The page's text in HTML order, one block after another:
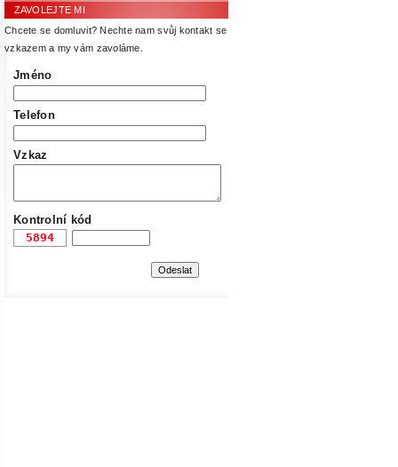
ZAVOLEJTE MI
Chcete se domluvit? Nechte nam svůj kontakt se
vzkazem a my vám zavoláme.
Jméno
Telefon
Vzkaz
Kontrolní kód